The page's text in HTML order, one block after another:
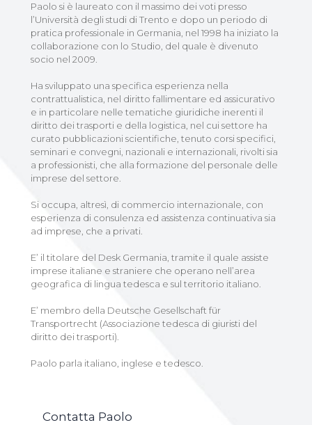
Paolo si è laureato con il massimo dei voti presso
l’Università degli studi di Trento e dopo un periodo di
pratica professionale in Germania, nel 1998 ha iniziato la
collaborazione con lo Studio, del quale è divenuto
socio nel 2009.
Ha sviluppato una specifica esperienza nella
contrattualistica, nel diritto fallimentare ed assicurativo
e in particolare nelle tematiche giuridiche inerenti il
diritto dei trasporti e della logistica, nel cui settore ha
curato pubblicazioni scientifiche, tenuto corsi specifici,
seminari e convegni, nazionali e internazionali, rivolti sia
a professionisti, che alla formazione del personale delle
imprese del settore.
Si occupa, altresì, di commercio internazionale, con
esperienza di consulenza ed assistenza continuativa sia
ad imprese, che a privati.
E’ il titolare del Desk Germania, tramite il quale assiste
imprese italiane e straniere che operano nell’area
geografica di lingua tedesca e sul territorio italiano.
E’ membro della Deutsche Gesellschaft für
Transportrecht (Associazione tedesca di giuristi del
diritto dei trasporti).
Paolo parla italiano, inglese e tedesco.
Contatta Paolo